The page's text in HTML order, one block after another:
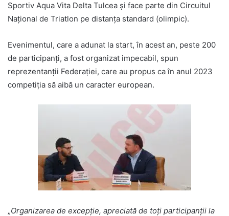
Sportiv Aqua Vita Delta Tulcea și face parte din Circuitul
Național de Triatlon pe distanța standard (olimpic).
Evenimentul, care a adunat la start, în acest an, peste 200
de participanți, a fost organizat impecabil, spun
reprezentanții Federației, care au propus ca în anul 2023
competiția să aibă un caracter european.
„Organizarea de excepție, apreciată de toți participanții la